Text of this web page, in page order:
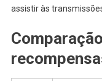
assistir às